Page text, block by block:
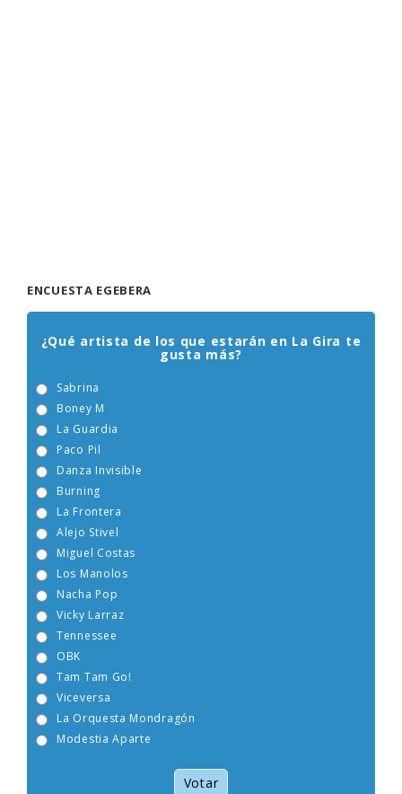
ENCUESTA EGEBERA
¿Qué artista de los que estarán en La Gira te
gusta más?
Sabrina
Boney M
La Guardia
Paco Pil
Danza Invisible
Burning
La Frontera
Alejo Stivel
Miguel Costas
Los Manolos
Nacha Pop
Vicky Larraz
Tennessee
OBK
Tam Tam Go!
Viceversa
La Orquesta Mondragón
Modestia Aparte
Votar